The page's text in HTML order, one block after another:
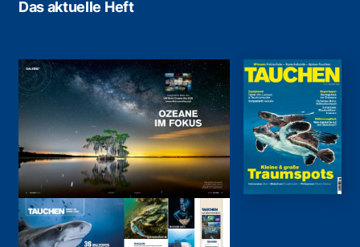
Das aktuelle Heft